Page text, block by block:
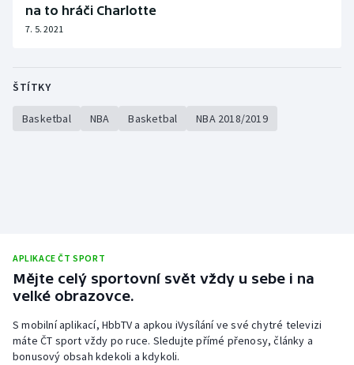
na to hráči Charlotte
7. 5. 2021
ŠTÍTKY
Basketbal NBA Basketbal NBA 2018/2019
APLIKACE ČT SPORT
Mějte celý sportovní svět vždy u sebe i na
velké obrazovce.
S mobilní aplikací, HbbTV a apkou iVysílání ve své chytré televizi
máte ČT sport vždy po ruce. Sledujte přímé přenosy, články a
bonusový obsah kdekoli a kdykoli.